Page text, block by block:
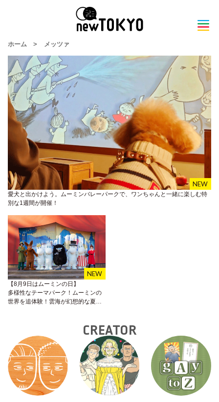
ホーム > メッツァ
愛犬と出かけよう。ムーミンバレーパークで、ワンちゃんと一緒に楽しむ特
別な1週間が開催！
【8月9日はムーミンの日】
多様性なテーマパーク！ムーミンの
世界を追体験！雲海が幻想的な夏の
CREATOR